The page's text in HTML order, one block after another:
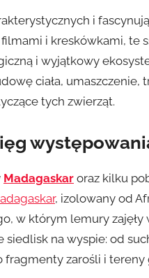
i
i kreskówkami, te
i wyjątkowy
ciała, umaszczenie,
tych zwierząt.
Madagaskar oraz kilku
, izolowany od
w którym lemury zajęły
na wyspie: od
zarośli i tereny